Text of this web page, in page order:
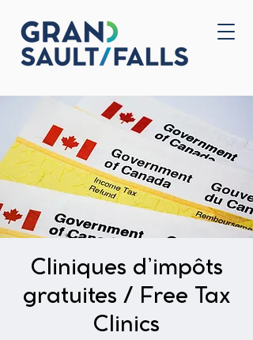
Home
Cliniques d’impôts
gratuites / Free Tax
Clinics